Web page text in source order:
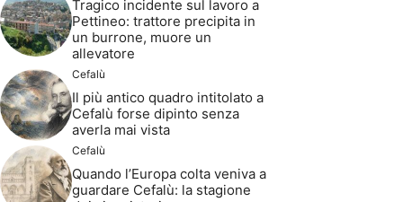
Tragico incidente sul lavoro a
Pettineo: trattore precipita in
un burrone, muore un
allevatore
Cefalù
Il più antico quadro intitolato a
Cefalù forse dipinto senza
averla mai vista
Cefalù
Quando l’Europa colta veniva a
guardare Cefalù: la stagione